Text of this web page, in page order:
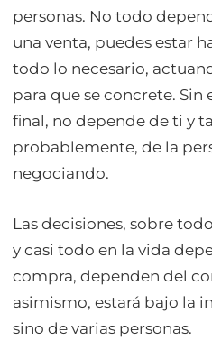
personas. No todo
una venta, puedes estar
todo lo necesario,
para que se concrete.
final, no depende de ti y
probablemente, de la
negociando.
Las decisiones, sobre
y casi todo en la vida
compra, dependen del
asimismo, estará bajo la
sino de varias personas.